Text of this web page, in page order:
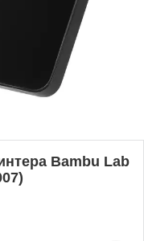
Bambu Lab